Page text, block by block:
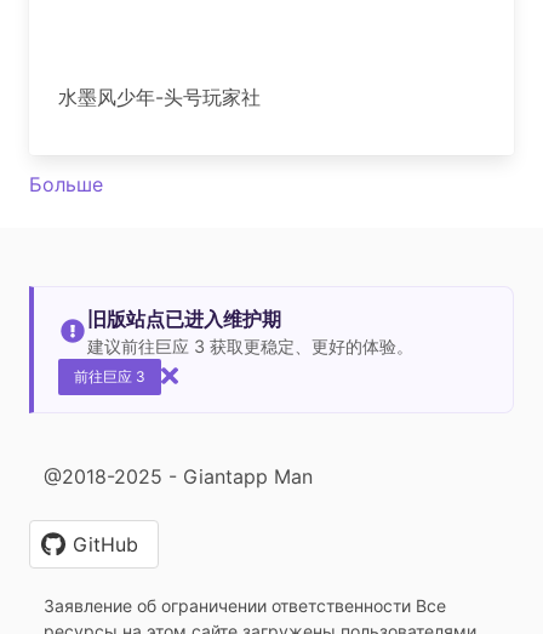
水墨风少年-头号玩家社
Больше
旧版站点已进入维护期
建议前往巨应 3 获取更稳定、更好的体验。
前往巨应 3
@2018-2025 - Giantapp Man
GitHub
Заявление об ограничении ответственности Все